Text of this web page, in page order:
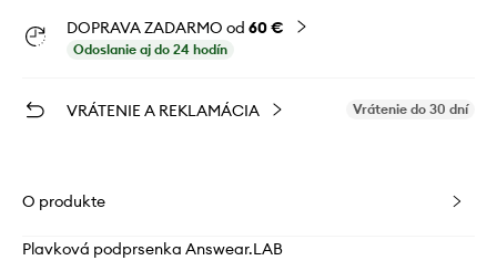
DOPRAVA ZADARMO od 60 €
Odoslanie aj do 24 hodín
VRÁTENIE A REKLAMÁCIA Vrátenie do 30 dní
O produkte
Plavková podprsenka Answear.LAB